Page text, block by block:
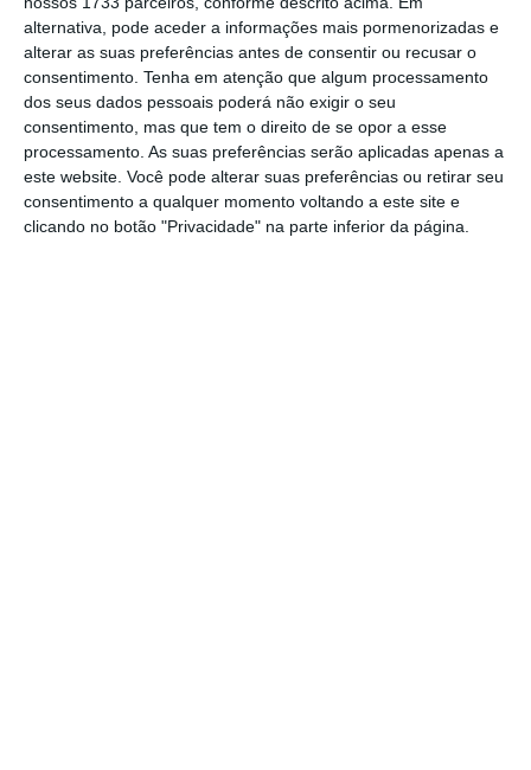
alternativa, pode aceder a informações mais pormenorizadas e
alterar as suas preferências antes de consentir ou recusar o
consentimento. Tenha em atenção que algum processamento
dos seus dados pessoais poderá não exigir o seu
consentimento, mas que tem o direito de se opor a esse
processamento. As suas preferências serão aplicadas apenas a
este website. Você pode alterar suas preferências ou retirar seu
consentimento a qualquer momento voltando a este site e
clicando no botão "Privacidade" na parte inferior da página.
Cadeia arranca com
campanha deemployer
branding
Aação de recrutamentosurge num momento
em que muitas cadeias de retalho optam por
reforçar as suas equipas na época estival e